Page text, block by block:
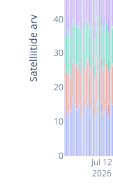
Jul 12
2026
0
10
20
30
40
Satelliitide arv